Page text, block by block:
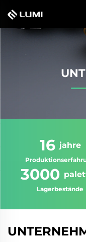
16 jahre
3000
Lagerbestände